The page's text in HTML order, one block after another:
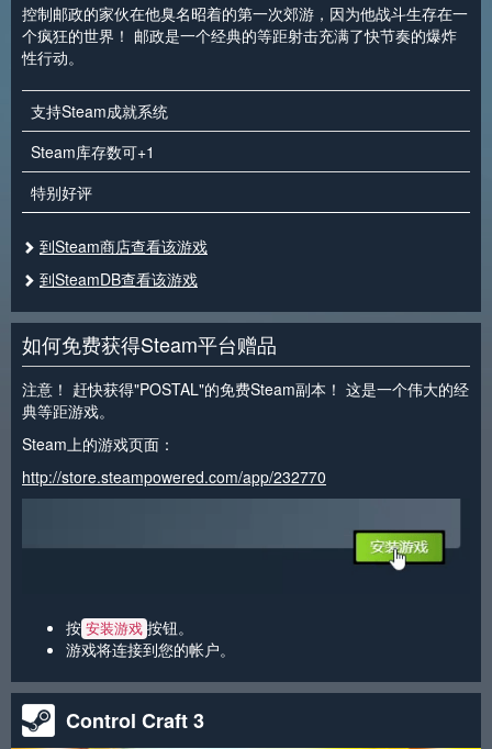
控制邮政的家伙在他臭名昭着的第一次郊游，因为他战斗生存在一
个疯狂的世界！ 邮政是一个经典的等距射击充满了快节奏的爆炸
性行动。
支持Steam成就系统
Steam库存数可+1
特别好评
到Steam商店查看该游戏
到SteamDB查看该游戏
如何免费获得Steam平台赠品
注意！ 赶快获得"POSTAL"的免费Steam副本！ 这是一个伟大的经
典等距游戏。
Steam上的游戏页面：
http://store.steampowered.com/app/232770
按 安装游戏 按钮。
游戏将连接到您的帐户。
Control Craft 3